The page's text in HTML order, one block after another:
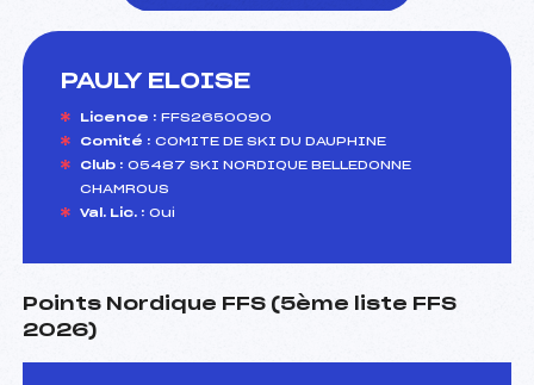
PAULY ELOISE
Licence : FFS2650090
Comité : COMITE DE SKI DU DAUPHINE
Club : 05487 SKI NORDIQUE BELLEDONNE
CHAMROUS
Val. Lic. : Oui
Points Nordique FFS (5ème liste FFS
2026)